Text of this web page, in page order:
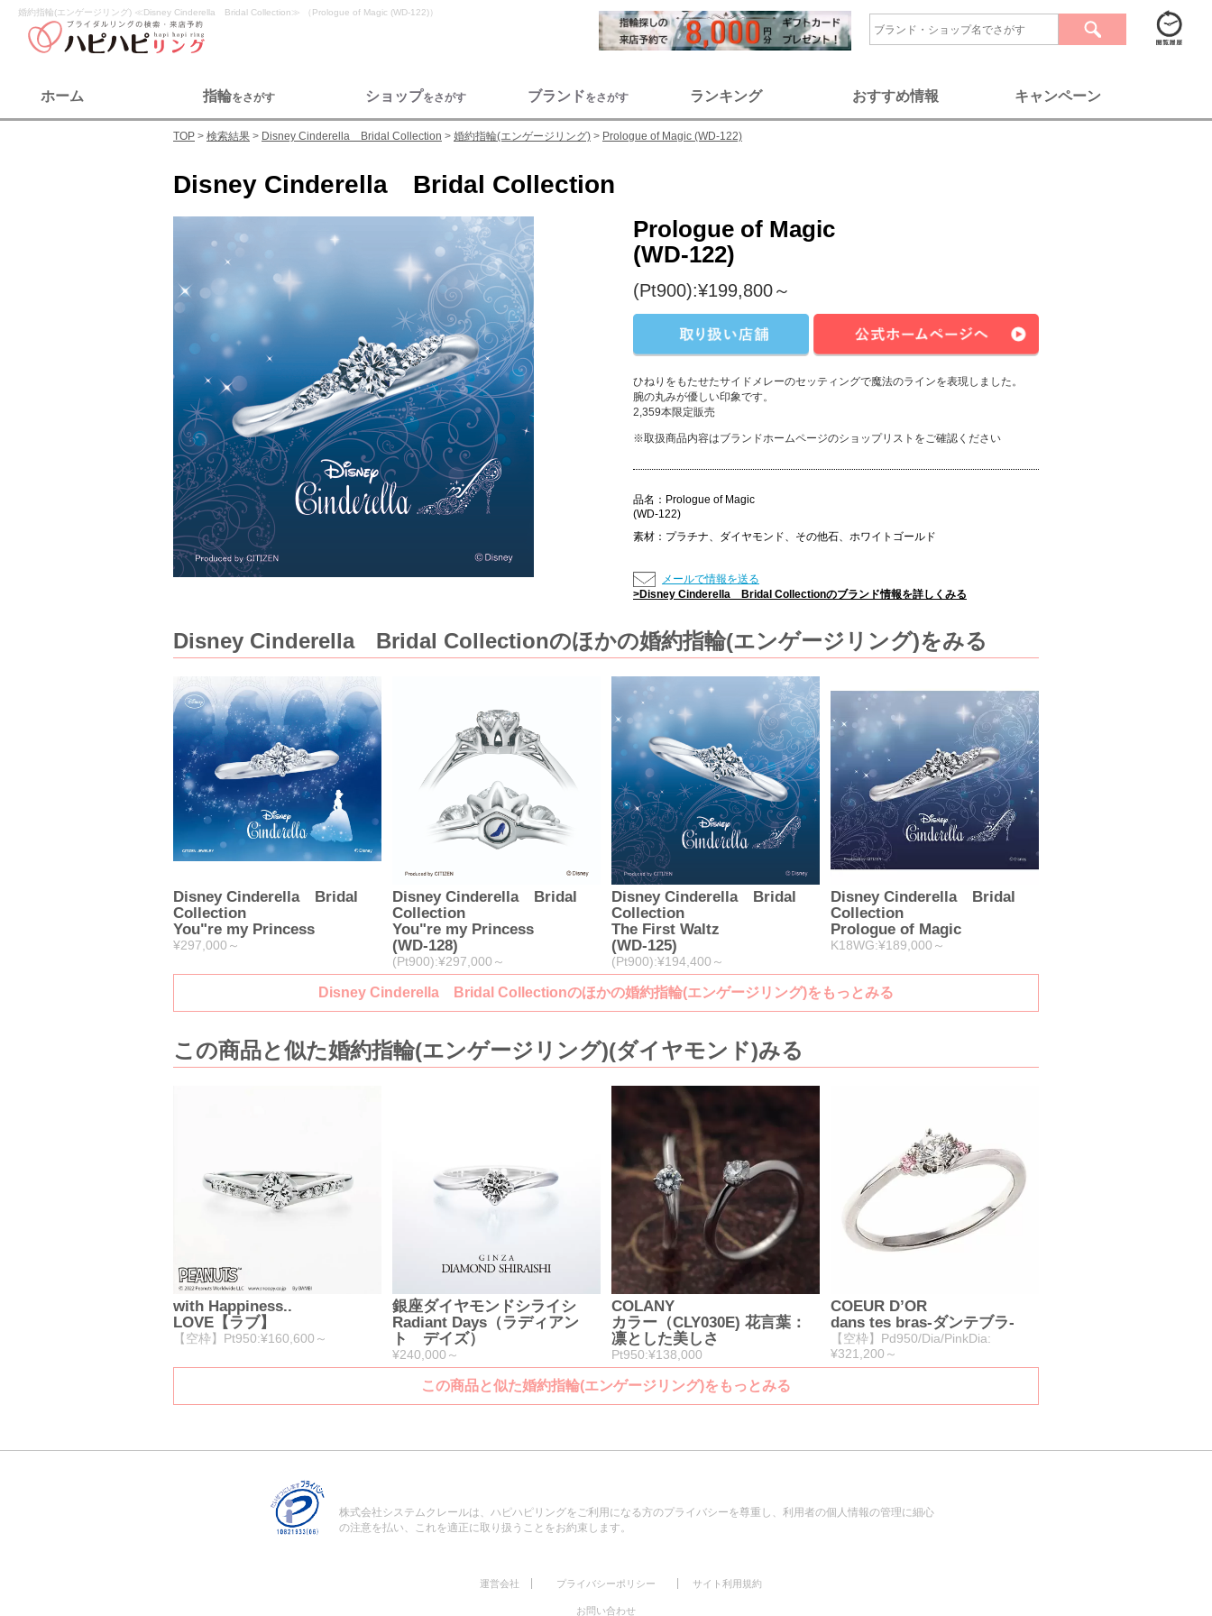
婚約指輪(エンゲージリング) ≪Disney Cinderella Bridal Collection≫ （Prologue of Magic (WD-122)）
ホーム 指輪をさがす ショップをさがす ブランドをさがす ランキング おすすめ情報 キャンペーン
TOP 検索結果 Disney Cinderella Bridal Collection 婚約指輪(エンゲージリング) Prologue of Magic (WD-122)
Disney Cinderella Bridal Collection
Prologue of Magic
(WD-122)
(Pt900):¥199,800～
ひねりをもたせたサイドメレーのセッティングで魔法のラインを表現しました。
腕の丸みが優しい印象です。
2,359本限定販売
※取扱商品内容はブランドホームページのショップリストをご確認ください
品名： Prologue of Magic
(WD-122)
素材： プラチナ、ダイヤモンド、その他石、ホワイトゴールド
メールで情報を送る
>Disney Cinderella Bridal Collectionのブランド情報を詳しくみる
Disney Cinderella Bridal Collectionのほかの婚約指輪(エンゲージリング)をみる
Disney Cinderella Bridal
Collection
You"re my Princess
¥297,000～
Disney Cinderella Bridal
Collection
You"re my Princess
(WD-128)
(Pt900):¥297,000～
Disney Cinderella Bridal
Collection
The First Waltz
(WD-125)
(Pt900):¥194,400～
Disney Cinderella Bridal
Collection
Prologue of Magic
K18WG:¥189,000～
Disney Cinderella Bridal Collectionのほかの婚約指輪(エンゲージリング)をもっとみる
この商品と似た婚約指輪(エンゲージリング)(ダイヤモンド)みる
with Happiness..
LOVE【ラブ】
【空枠】Pt950:¥160,600～
銀座ダイヤモンドシライシ
Radiant Days（ラディアン
ト デイズ）
¥240,000～
COLANY
カラー（CLY030E) 花言葉：
凛とした美しさ
Pt950:¥138,000
COEUR D’OR
dans tes bras-ダンテブラ-
【空枠】Pd950/Dia/PinkDia:
¥321,200～
この商品と似た婚約指輪(エンゲージリング)をもっとみる
株式会社システムクレールは、ハピハピリングをご利用になる方のプライバシーを尊重し、利用者の個人情報の管理に細心
の注意を払い、これを適正に取り扱うことをお約束します。
運営会社 プライバシーポリシー サイト利用規約
お問い合わせ